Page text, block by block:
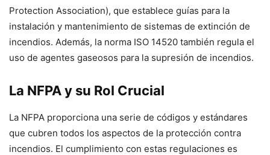
Protection Association), que establece guías para la
instalación y mantenimiento de sistemas de extinción de
incendios. Además, la norma ISO 14520 también regula el
uso de agentes gaseosos para la supresión de incendios.
La NFPA y su Rol Crucial
La NFPA proporciona una serie de códigos y estándares
que cubren todos los aspectos de la protección contra
incendios. El cumplimiento con estas regulaciones es